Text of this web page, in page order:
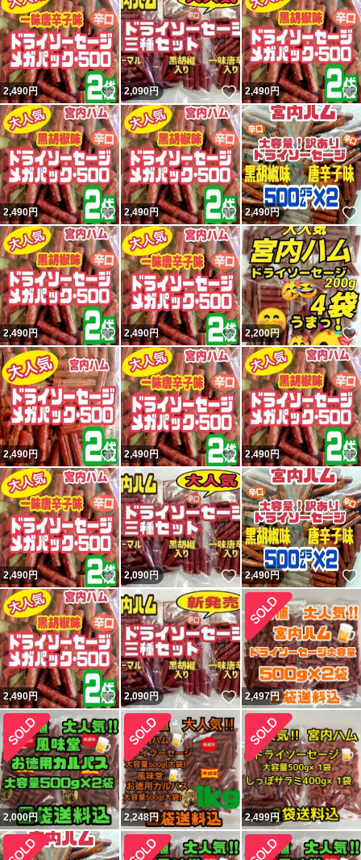
2,490円 いいね！
2,090円 いいね！
2,490円
2,490円 いいね！
2,490円 いいね！
2,490円
2,490円 いいね！
2,490円 いいね！
2,200円
2,490円 いいね！
2,490円 いいね！
2,490円
2,490円 いいね！
2,090円 いいね！
2,490円
2,490円 いいね！
2,090円 いいね！
2,497円
2,000円 2,248円 2,499円